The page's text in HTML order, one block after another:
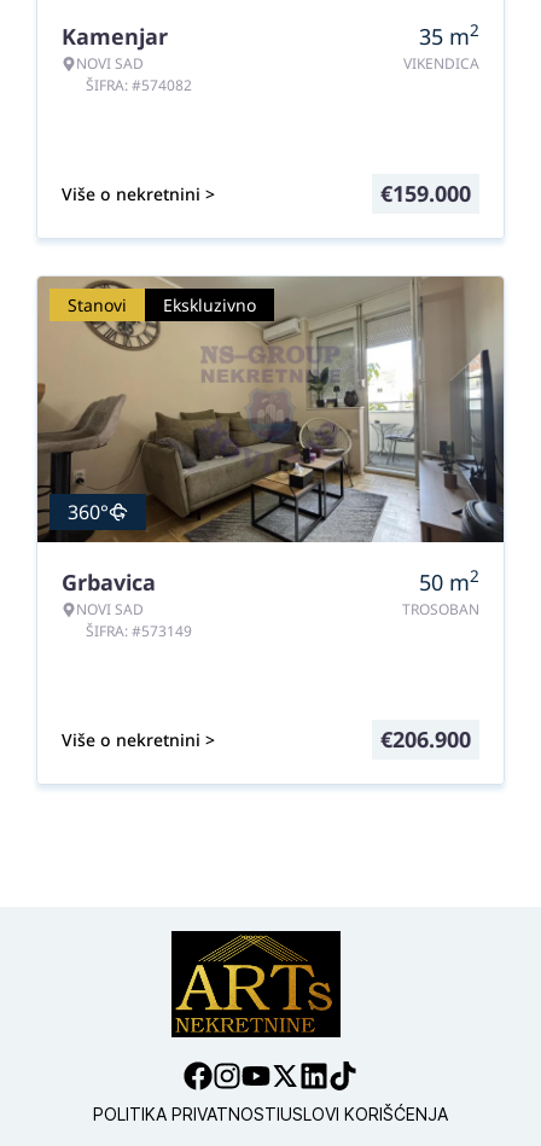
Kamenjar
NOVI SAD
ŠIFRA: #574082
35 m2
VIKENDICA
Više o nekretnini > €159.000
Stanovi Ekskluzivno
360°
Grbavica
NOVI SAD
ŠIFRA: #573149
50 m2
TROSOBAN
Više o nekretnini > €206.900
POLITIKA PRIVATNOSTIUSLOVI KORIŠĆENJA